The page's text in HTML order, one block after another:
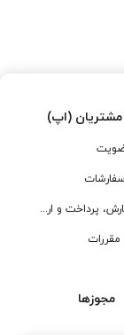
(اپ)
روش سفارش، پرداخت و ارسال
مقررات
مجوزها